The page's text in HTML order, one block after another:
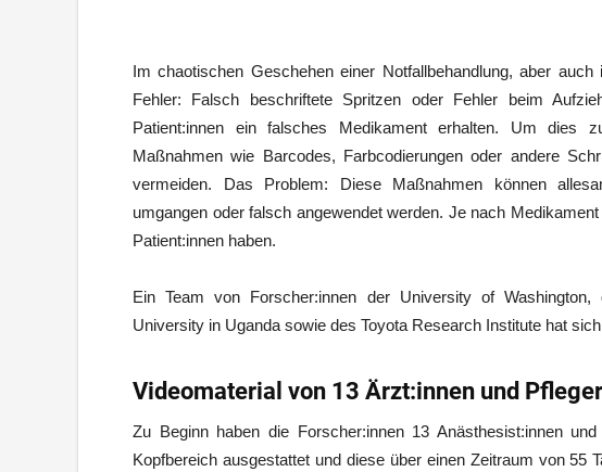
Im chaotischen Geschehen einer Notfallbehandlung, aber
Fehler: Falsch beschriftete Spritzen oder Fehler beim
Patient:innen ein falsches Medikament erhalten. Um dies
Maßnahmen wie Barcodes, Farbcodierungen oder andere
vermeiden. Das Problem: Diese Maßnahmen können
umgangen oder falsch angewendet werden. Je nach
Patient:innen haben.
Ein Team von Forscher:innen der University of
University in Uganda sowie des Toyota Research Institute hat
Videomaterial von 13 Ärzt:innen und
Zu Beginn haben die Forscher:innen 13 Anästhesist:innen
Kopfbereich ausgestattet und diese über einen Zeitraum von 55